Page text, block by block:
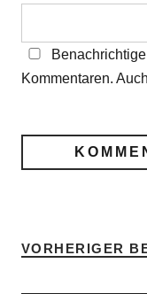
Kommentaren.
VORHERIGER